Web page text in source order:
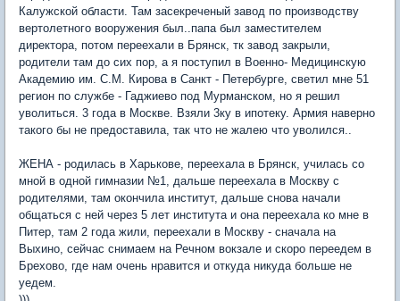
Калужской области. Там засекреченый завод по производству
вертолетного вооружения был..папа был заместителем
директора, потом переехали в Брянск, тк завод закрыли,
родители там до сих пор, а я поступил в Военно- Медицинскую
Академию им. С.М. Кирова в Санкт - Петербурге, светил мне 51
регион по службе - Гаджиево под Мурманском, но я решил
уволиться. 3 года в Москве. Взяли 3ку в ипотеку. Армия наверно
такого бы не предоставила, так что не жалею что уволился..
ЖЕНА - родилась в Харькове, переехала в Брянск, училась со
мной в одной гимназии №1, дальше переехала в Москву с
родителями, там окончила институт, дальше снова начали
общаться с ней через 5 лет института и она переехала ко мне в
Питер, там 2 года жили, переехали в Москву - сначала на
Выхино, сейчас снимаем на Речном вокзале и скоро переедем в
Брехово, где нам очень нравится и откуда никуда больше не
уедем.